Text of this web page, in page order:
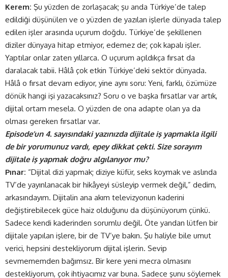
Kerem: Şu yüzden de zorlaşacak; şu anda Türkiye’de talep
edildiği düşünülen ve o yüzden de yazılan işlerle dünyada talep
edilen işler arasında uçurum doğdu. Türkiye’de şekillenen
diziler dünyaya hitap etmiyor, edemez de; çok kapalı işler.
Yaptılar onlar zaten yıllarca. O uçurum açıldıkça fırsat da
daralacak tabii. Hâlâ çok etkin Türkiye’deki sektör dünyada.
Hâlâ o fırsat devam ediyor, yine aynı soru: Yeni, farklı, özümüze
dönük hangi işi yazacaksınız? Soru o ve başka fırsatlar var artık,
dijital ortam mesela. O yüzden de ona adapte olan ya da
olması gereken fırsatlar var.
Episode’un 4. sayısındaki yazınızda dijitale iş yapmakla ilgili
de bir yorumunuz vardı, epey dikkat çekti. Size sorayım
dijitale iş yapmak doğru algılanıyor mu?
Pınar: “Dijital dizi yapmak; diziye küfür, seks koymak ve aslında
TV’de yayınlanacak bir hikâyeyi süsleyip vermek değil,” dedim,
arkasındayım. Dijitalin ana akım televizyonun kaderini
değiştirebilecek güce haiz olduğunu da düşünüyorum çünkü.
Sadece kendi kaderinden sorumlu değil. Öte yandan lütfen bir
dijitale yapılan işlere, bir de TV’ye bakın. Şu haliyle bile umut
verici, hepsini destekliyorum dijital işlerin. Sevip
sevmememden bağımsız. Bir kere yeni mecra olmasını
destekliyorum, çok ihtiyacımız var buna. Sadece şunu söylemek